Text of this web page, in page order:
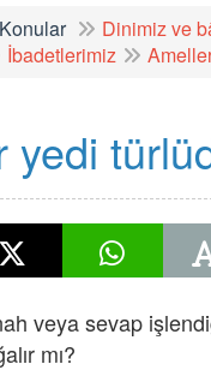
Dinimiz ve
İbadetlerimiz
yedi
veya sevap
mı?